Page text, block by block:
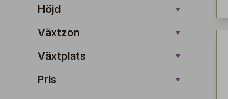
Höjd
Växtzon
Växtplats
Pris